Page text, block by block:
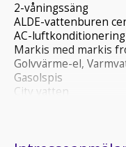
2-våningssäng
ALDE-vattenburen
AC-luftkonditionering
Markis med markis
Golvvärme-el,
Gasolspis
City vatten